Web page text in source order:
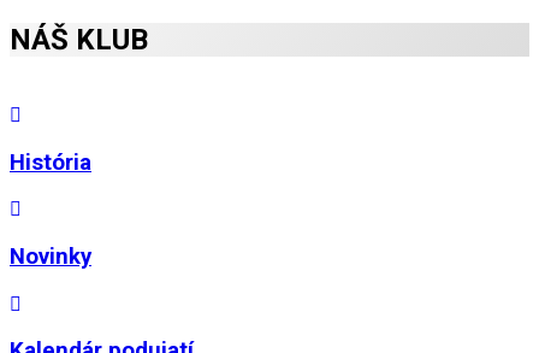
NÁŠ KLUB
História
Novinky